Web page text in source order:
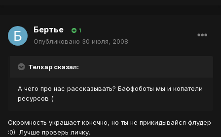
Бертье 1
Опубликовано 30 июля, 2008
Телхар сказал:
А чего про нас рассказывать? Баффоботы мы и копатели
ресурсов (
Скромность украшает конечно, но ты не прикидывайся флудер
:0). Лучше проверь личку.